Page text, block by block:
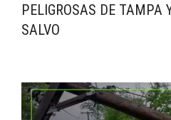
PELIGROSAS DE TAMPA
SALVO